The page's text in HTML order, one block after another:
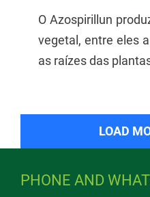
O Azospirillun
vegetal, entre eles
as raízes das
LOAD
PHONE AND